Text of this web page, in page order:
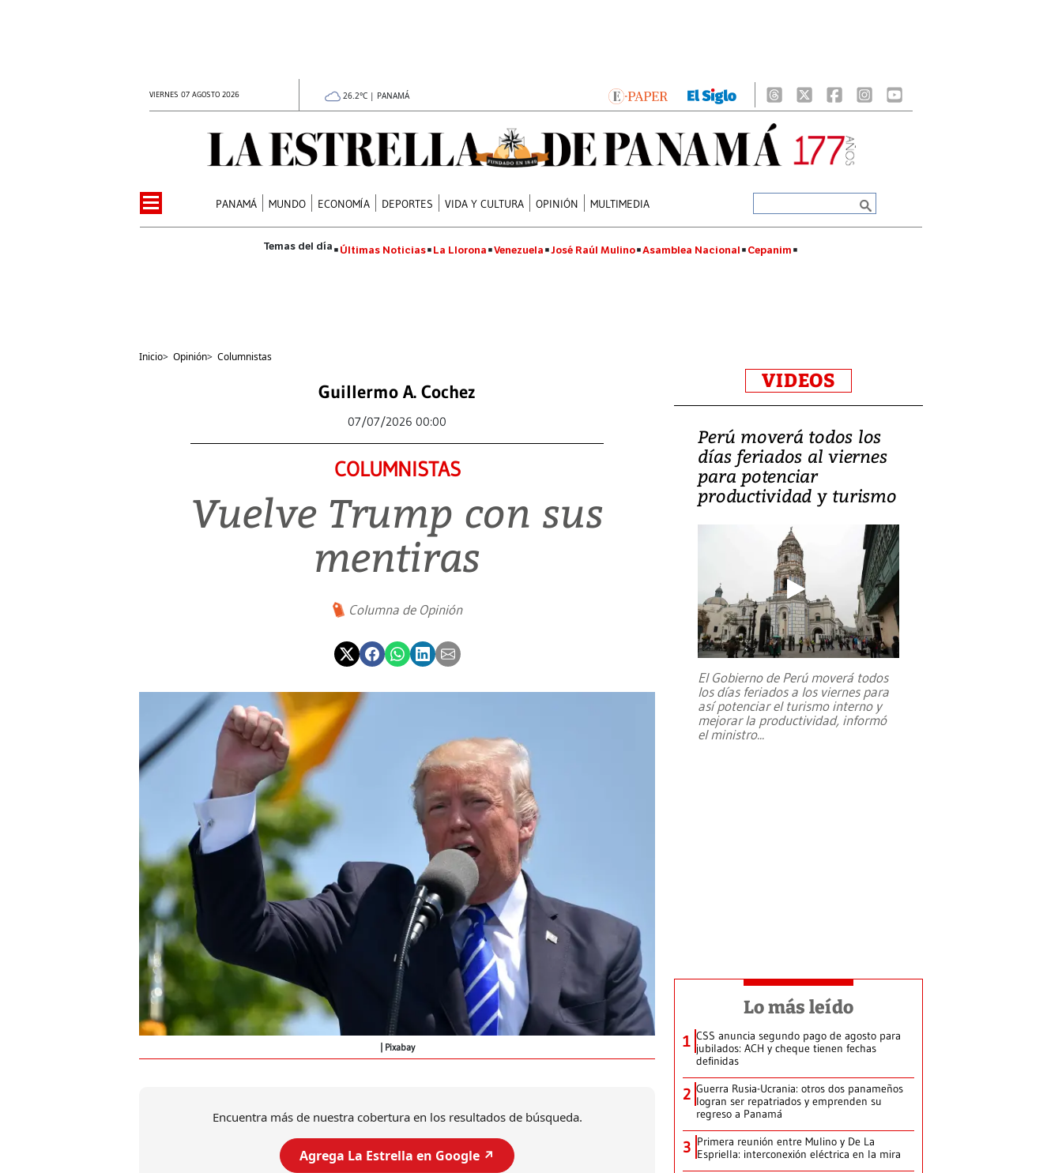
VIERNES 07 AGOSTO 2026 26.2°C | PANAMÁ
PANAMÁ MUNDO ECONOMÍA DEPORTES VIDA Y CULTURA OPINIÓN MULTIMEDIA
Últimas Noticias La Llorona Venezuela José Raúl Mulino Asamblea Nacional Cepanim
Inicio> Opinión> Columnistas
Guillermo A. Cochez
07/07/2026 00:00
COLUMNISTAS
Vuelve Trump con sus
mentiras
Columna de Opinión
Pixabay
Encuentra más de nuestra cobertura en los resultados de búsqueda.
Agrega La Estrella en Google ↗️
VIDEOS
Perú moverá todos los
días feriados al viernes
para potenciar
productividad y turismo
El Gobierno de Perú moverá todos
los días feriados a los viernes para
así potenciar el turismo interno y
mejorar la productividad, informó
el ministro...
Lo más leído
1 CSS anuncia segundo pago de agosto para
jubilados: ACH y cheque tienen fechas
definidas
2 Guerra Rusia-Ucrania: otros dos panameños
logran ser repatriados y emprenden su
regreso a Panamá
3 Primera reunión entre Mulino y De La
Espriella: interconexión eléctrica en la mira